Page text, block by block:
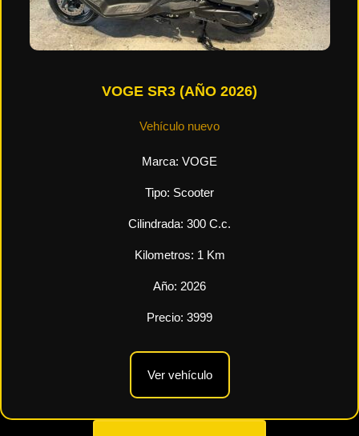
VOGE SR3 (AÑO 2026)
Vehículo nuevo
Marca: VOGE
Tipo: Scooter
Cilindrada: 300 C.c.
Kilometros: 1 Km
Año: 2026
Precio: 3999
Ver vehículo